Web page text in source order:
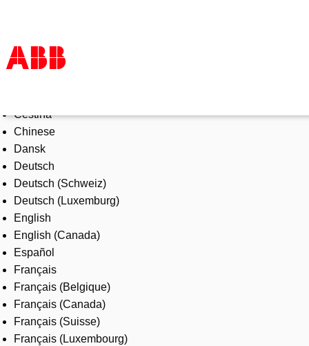
Products & Solutions
Industries
Services
About us
Where to buy
Contact us
Careers
Čeština
Chinese
Dansk
Deutsch
Deutsch (Schweiz)
Deutsch (Luxemburg)
English
English (Canada)
Español
Français
Français (Belgique)
Français (Canada)
Français (Suisse)
Français (Luxembourg)